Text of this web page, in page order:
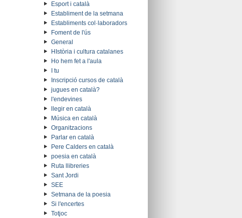
Esport i català
Establiment de la setmana
Establiments col·laboradors
Foment de l'ús
General
HIstòria i cultura catalanes
Ho hem fet a l'aula
I tu
Inscripció cursos de català
jugues en català?
l'endevines
llegir en català
Música en català
Organitzacions
Parlar en català
Pere Calders en català
poesia en català
Ruta llibreries
Sant Jordi
SEE
Setmana de la poesia
Si l'encertes
Totjoc